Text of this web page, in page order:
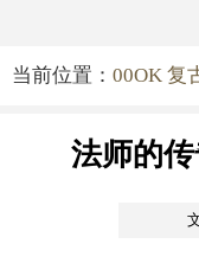
当前位置： 00OK 复
法师的